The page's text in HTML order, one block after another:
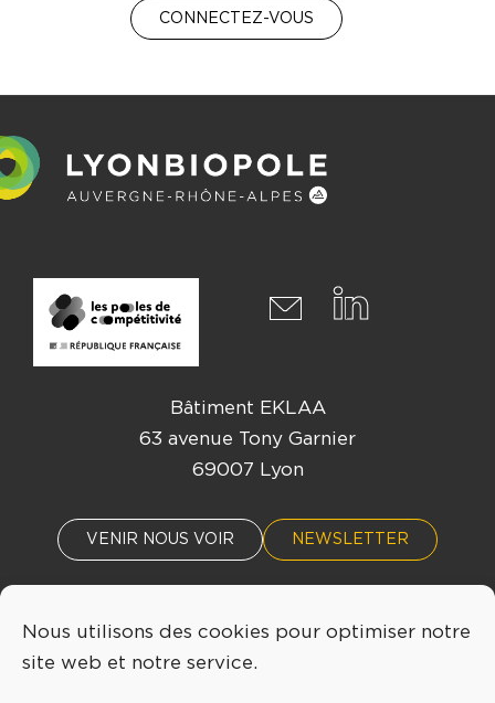
Nous utilisons des cookies pour optimiser notre
site web et notre service.
CONNECTEZ-VOUS
Bâtiment EKLAA
63 avenue Tony Garnier
69007 Lyon
VENIR NOUS VOIR NEWSLETTER
ACTUALITÉS ÉVÈNEMENTS